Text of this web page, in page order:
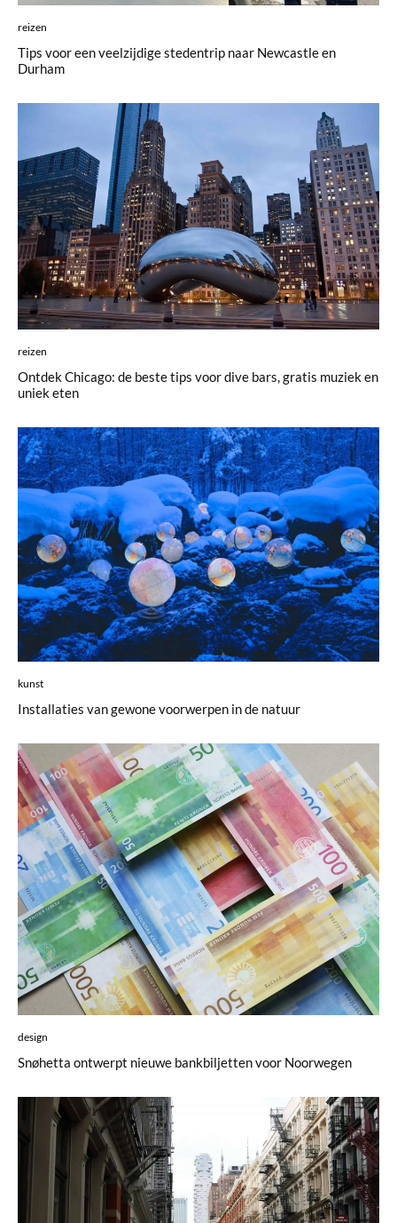
reizen
Tips voor een veelzijdige stedentrip naar Newcastle en
Durham
reizen
Ontdek Chicago: de beste tips voor dive bars, gratis muziek en
uniek eten
kunst
Installaties van gewone voorwerpen in de natuur
design
Snøhetta ontwerpt nieuwe bankbiljetten voor Noorwegen